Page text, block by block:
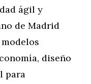
ágil y
de Madrid
diseño
para